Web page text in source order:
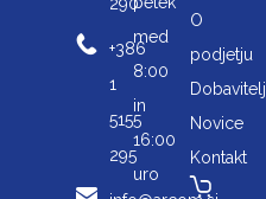
290
+386
1
5155
295
med
8:00
in
16:00
uro
O
podjetju
Novice
Kontakt